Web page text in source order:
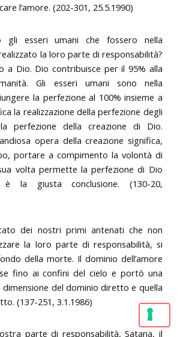
l’amore. (202-301, 25.5.1990)
gli esseri umani che fossero nella
la loro parte di responsabilità?
a Dio. Dio contribuisce per il 95% alla
Gli esseri umani sono nella
la perfezione al 100% insieme a
la realizzazione della perfezione degli
perfezione della creazione di Dio.
opera della creazione significa,
portare a compimento la volontà di
volta permette la perfezione di Dio
è la giusta conclusione. (130-20,
dei nostri primi antenati che non
la loro parte di responsabilità, si
della morte. Il dominio dell’amore
fino ai confini del cielo e portò una
dimensione del dominio diretto e quella
(137-251, 3.1.1986)
parte di responsabilità, Satana, il